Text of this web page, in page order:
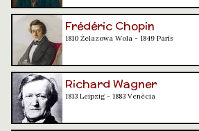
Frédéric Chopin
1810 Żelazowa Wola - 1849 París
Richard Wagner
1813 Leipzig - 1883 Venècia